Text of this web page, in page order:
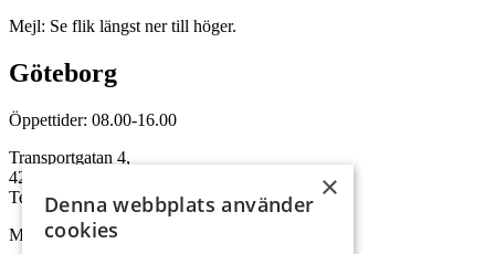
Mejl: Se flik längst ner till höger.
Göteborg
Öppettider: 08.00-16.00
Transportgatan 4,
422 46 Hisings Backa
Telefon: 0708-115352
Mejl: Se flik längst ner till höger.
×
Denna webbplats använder
cookies